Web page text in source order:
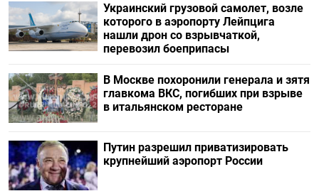
Украинский грузовой самолет, возле
которого в аэропорту Лейпцига
нашли дрон со взрывчаткой,
перевозил боеприпасы
В Москве похоронили генерала и зятя
главкома ВКС, погибших при взрыве
в итальянском ресторане
Путин разрешил приватизировать
крупнейший аэропорт России